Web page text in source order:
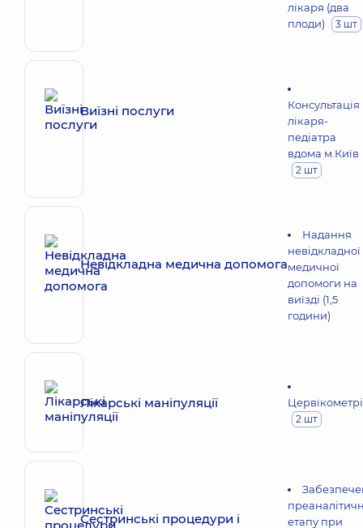
лікаря (два
плоди)
3 шт
Виїзні послуги
Консультація
лікаря-
педіатра
вдома м.Київ
2 шт
Невідкладна медична допомога
Надання
невідкладної
медичної
допомоги на
виїзді (1,5
години)
Лікарські маніпуляції
2 шт
Сестринські процедури і
етапу при